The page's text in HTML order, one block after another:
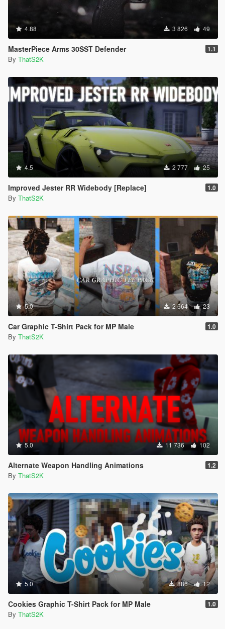
4.88 3 826 49
MasterPiece Arms 30SST Defender 1.1
By ThatS2K
4.5 2 777 25
Improved Jester RR Widebody [Replace] 1.0
By ThatS2K
5.0 2 664 23
Car Graphic T-Shirt Pack for MP Male 1.0
By ThatS2K
5.0 11 736 102
Alternate Weapon Handling Animations 1.2
By ThatS2K
5.0 886 12
Cookies Graphic T-Shirt Pack for MP Male 1.0
By ThatS2K